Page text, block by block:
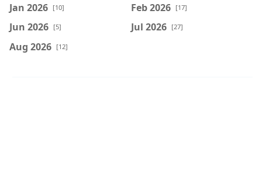
Jan 2026 [10] Feb 2026 [17]
Jun 2026 [5] Jul 2026 [27]
Aug 2026 [12]